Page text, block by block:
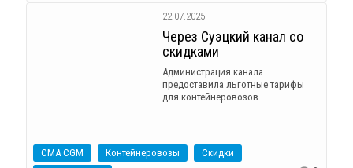
22.07.2025
Через Суэцкий канал со
скидками
Администрация канала
предоставила льготные тарифы
для контейнеровозов.
CMA CGM Контейнеровозы
Скидки